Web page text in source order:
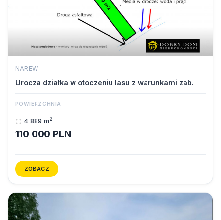
NAREW
Urocza działka w otoczeniu lasu z warunkami zab.
POWIERZCHNIA
4 889 m2
110 000 PLN
ZOBACZ